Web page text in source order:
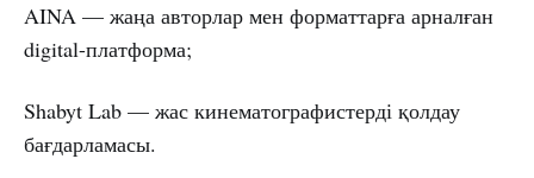
AINA — жаңа авторлар мен форматтарға арналған
digital-платформа;
Shabyt Lab — жас кинематографистерді қолдау
бағдарламасы.